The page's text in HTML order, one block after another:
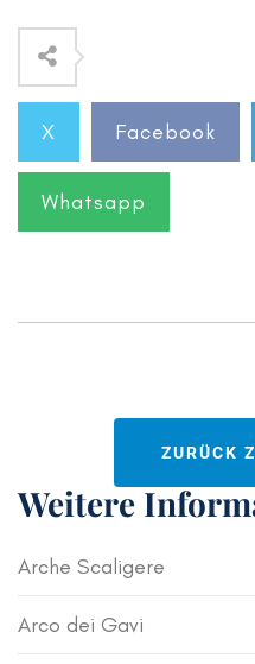
X Facebook
Whatsapp
ZURÜCK
Weitere
Arche Scaligere
Arco dei Gavi